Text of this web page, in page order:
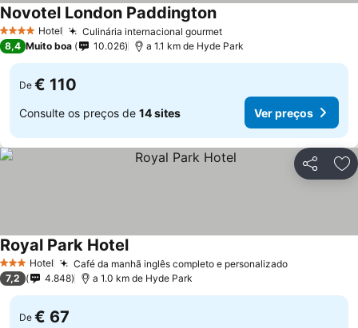
4 EstrelasHotel Culinária internacional gourmet
Novotel London Paddington
8,4 Muito boa 10.026 a 1.1 km de Hyde Park
De € 110
Consulte os preços de 14 sites Ver preços
Partilhar
3 EstrelasHotel Café da manhã inglês completo e personalizado
Royal Park Hotel
7,2 4.848 a 1.0 km de Hyde Park
De € 67